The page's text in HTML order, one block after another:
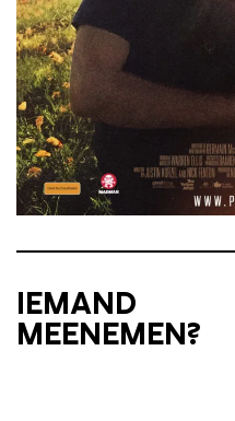
IEMAND
MEENEMEN?